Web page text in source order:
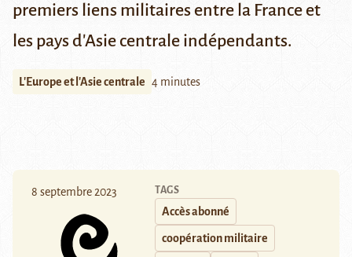
premiers liens militaires entre la France et
les pays d'Asie centrale indépendants.
L'Europe et l'Asie centrale 4 minutes
8 septembre 2023 TAGS
Accès abonné
coopération militaire